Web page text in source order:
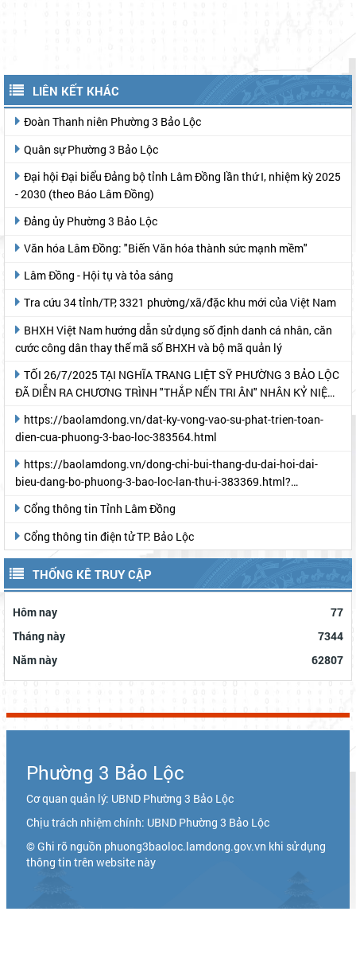
vụ tiếp nhận hồ sơ, trả kết quả thủ tục hành chính tại Trung tâm
Phục vụ hành chính công
Thông tin tuyên truyền
Dịch vụ hành chính công
Công khai ngân sách
Sơ đồ website
LIÊN KẾT KHÁC
Đoàn Thanh niên Phường 3 Bảo Lộc
Quân sự Phường 3 Bảo Lộc
Đại hội Đại biểu Đảng bộ tỉnh Lâm Đồng lần thứ I, nhiệm kỳ 2025
- 2030 (theo Báo Lâm Đồng)
Đảng ủy Phường 3 Bảo Lộc
Văn hóa Lâm Đồng: "Biến Văn hóa thành sức mạnh mềm"
BHXH Việt Nam hướng dẫn sử dụng số định danh cá nhân, căn
cước công dân thay thế mã số BHXH và bộ mã quản lý
TỐI 26/7/2025 TẠI NGHĨA TRANG LIỆT SỸ PHƯỜNG 3 BẢO LỘC
ĐÃ DIỄN RA CHƯƠNG TRÌNH "THẮP NẾN TRI ÂN" NHÂN KỶ NIỆM
78 NĂM NGÀY THƯƠNG BINH- LIỆT SỸ
https://baolamdong.vn/dat-ky-vong-vao-su-phat-trien-toan-
dien-cua-phuong-3-bao-loc-383564.html
https://baolamdong.vn/dong-chi-bui-thang-du-dai-hoi-dai-
Cổng thông tin Tỉnh Lâm Đồng
THỐNG KÊ TRUY CẬP
Hôm nay
Tháng này
7344